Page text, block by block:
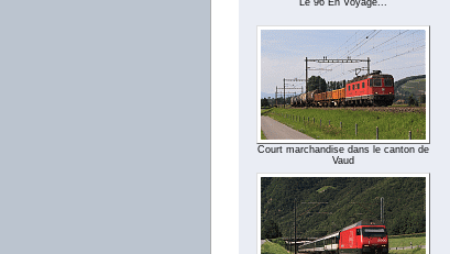
Le 96 En Voyage...
Court marchandise dans le canton de
Vaud